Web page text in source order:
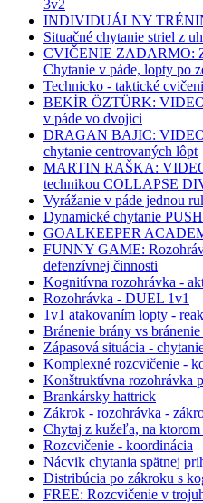
3v2
INDIVIDUÁLNY
Situačné chytanie striel z
CVIČENIE ZADARMO:
Chytanie v páde, lopty po
Technicko - taktické
BEKİR ÖZTÜRK: VIDEO
v páde vo dvojici
DRAGAN BAJIC: VIDEO
chytanie centrovaných lôpt
MARTIN RAŠKA:
technikou COLLAPSE
Vyrážanie v páde jednou
Dynamické chytanie
GOALKEEPER
FUNNY GAME:
defenzívnej činnosti
Kognitívna rozohrávka -
Rozohrávka - DUEL 1v1
1v1 atakovaním lopty -
Bránenie brány vs
Zápasová situácia -
Komplexné rozcvičenie -
Konštruktívna rozohrávka
Brankársky hattrick
Zákrok - rozohrávka -
Chytaj z kužeľa, na ktorom
Rozcvičenie - koordinácia
Nácvik chytania spätnej
Distribúcia po zákroku s
FREE: Rozcvičenie v